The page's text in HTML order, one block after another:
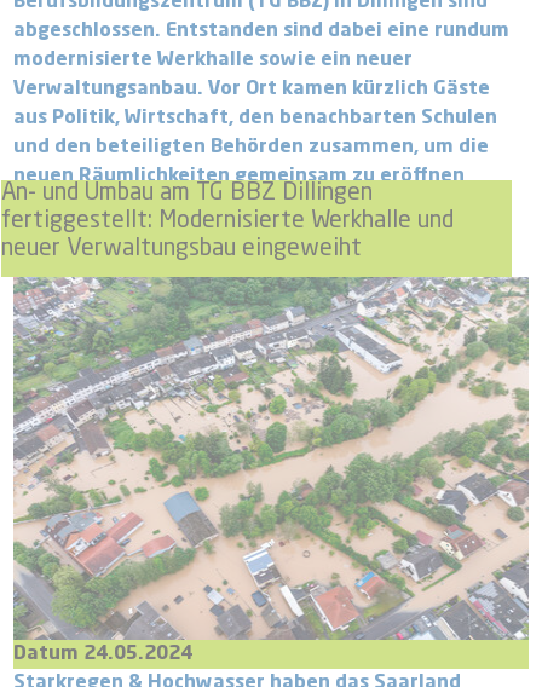
An- und Umbau am TG BBZ Dillingen
fertiggestellt: Modernisierte Werkhalle und
neuer Verwaltungsbau eingeweiht
abgeschlossen. Entstanden sind dabei eine rundum
modernisierte Werkhalle sowie ein neuer
Verwaltungsanbau. Vor Ort kamen kürzlich Gäste
aus Politik, Wirtschaft, den benachbarten Schulen
und den beteiligten Behörden zusammen, um die
neuen Räumlichkeiten gemeinsam zu eröffnen
Datum 24.05.2024
Starkregen & Hochwasser haben das Saarland